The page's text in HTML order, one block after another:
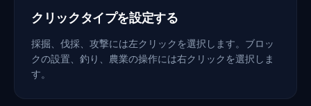
クリックタイプを設定する
採掘、伐採、攻撃には左クリックを選択します。ブロッ
クの設置、釣り、農業の操作には右クリックを選択しま
す。